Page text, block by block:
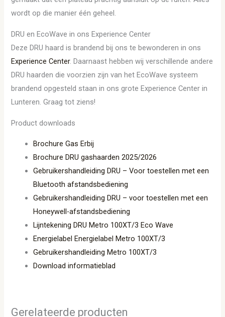
wordt op die manier één geheel.
DRU en EcoWave in ons Experience Center
Deze DRU haard is brandend bij ons te bewonderen in ons
Experience Center. Daarnaast hebben wij verschillende andere
DRU haarden die voorzien zijn van het EcoWave systeem
brandend opgesteld staan in ons grote Experience Center in
Lunteren. Graag tot ziens!
Product downloads
Brochure Gas Erbij
Brochure DRU gashaarden 2025/2026
Gebruikershandleiding DRU – Voor toestellen met een
Bluetooth afstandsbediening
Gebruikershandleiding DRU – voor toestellen met een
Honeywell-afstandsbediening
Lijntekening DRU Metro 100XT/3 Eco Wave
Energielabel Energielabel Metro 100XT/3
Gebruikershandleiding Metro 100XT/3
Download informatieblad
Gerelateerde producten